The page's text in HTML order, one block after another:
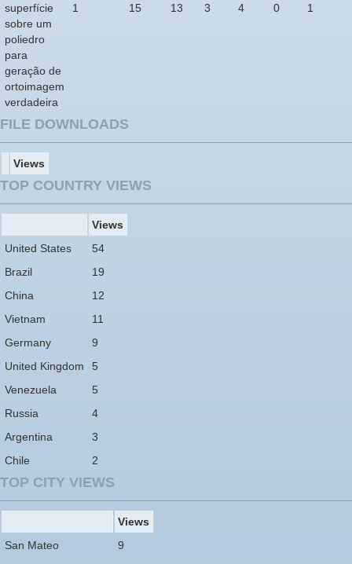
superfície
sobre um
poliedro
para
geração de
ortoimagem
verdadeira
1 15 13 3 4 0 1
FILE DOWNLOADS
Views
TOP COUNTRY VIEWS
Views
United States
54
Brazil
19
China
12
Vietnam
11
Germany
9
United Kingdom
5
Venezuela
5
Russia
4
Argentina
3
Chile
2
TOP CITY VIEWS
Views
San Mateo
9